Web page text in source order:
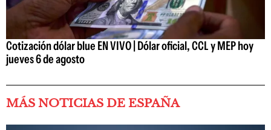
Cotización dólar blue EN VIVO | Dólar oficial, CCL y MEP hoy
jueves 6 de agosto
MÁS NOTICIAS DE ESPAÑA